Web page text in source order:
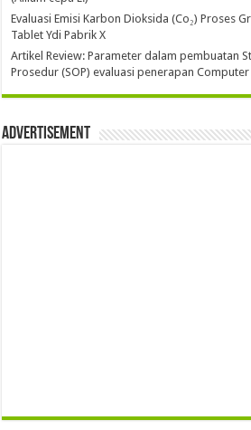
Evaluasi Emisi Karbon Dioksida (Co₂) Proses
Tablet Ydi Pabrik X
Artikel Review: Parameter dalam pembuatan
Prosedur (SOP) evaluasi penerapan Computer
Advertisement